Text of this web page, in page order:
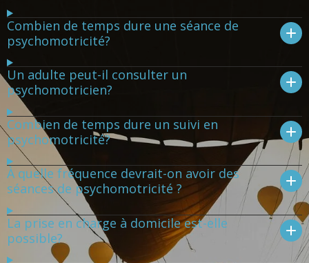
Combien de temps dure une séance de
psychomotricité?
Un adulte peut-il consulter un
psychomotricien?
Combien de temps dure un suivi en
psychomotricité?
À quelle fréquence devrait-on avoir des
séances de psychomotricité ?
La prise en charge à domicile est-elle
possible?